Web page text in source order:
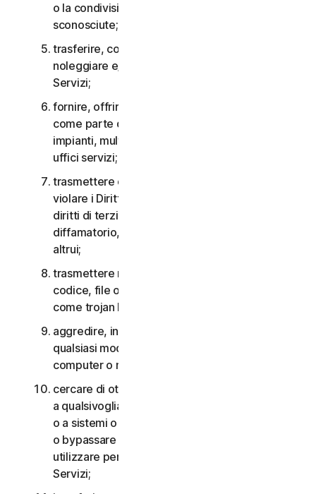
o la condivisione di contenuti con persone
sconosciute;
trasferire, concedere in licenza, affittare,
noleggiare e/o prestare il diritto di utilizzare i
Servizi;
fornire, offrire o rendere disponibili i Servizi
come parte di un accordo per la gestione di
impianti, multiproprietà, provider di servizi o
uffici servizi;
trasmettere o archiviare materiale che potrebbe
violare i Diritti di proprietà intellettuale o altri
diritti di terzi o che risulta illegale, lesivo,
diffamatorio, calunnioso o invasivo della privacy
altrui;
trasmettere materiale che contiene virus o altro
codice, file o programmi per computer dannosi
come trojan horse, worm o time bomb;
aggredire, interferire, negare il servizio in
qualsiasi modo o forma a qualsiasi altra rete,
computer o nodo attraverso i Servizi;
cercare di ottenere un accesso non autorizzato
a qualsivoglia Servizio, agli account di altri utenti
o a sistemi o reti di computer connessi ai Servizi
o bypassare qualsiasi misura che potremmo
utilizzare per prevenire o limitare l’accesso ai
Servizi;